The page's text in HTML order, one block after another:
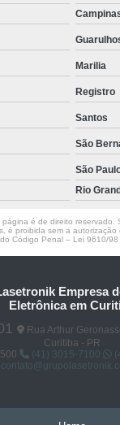
Marilia
Registro
Santos
São
São
Rio
é de direito reservado.
é proibida sem a autorização
Código Penal – Lei 9610/
Empresa
Eletrônica em
Rua Arthur
Curitiba - PR
(41) 3015-7100